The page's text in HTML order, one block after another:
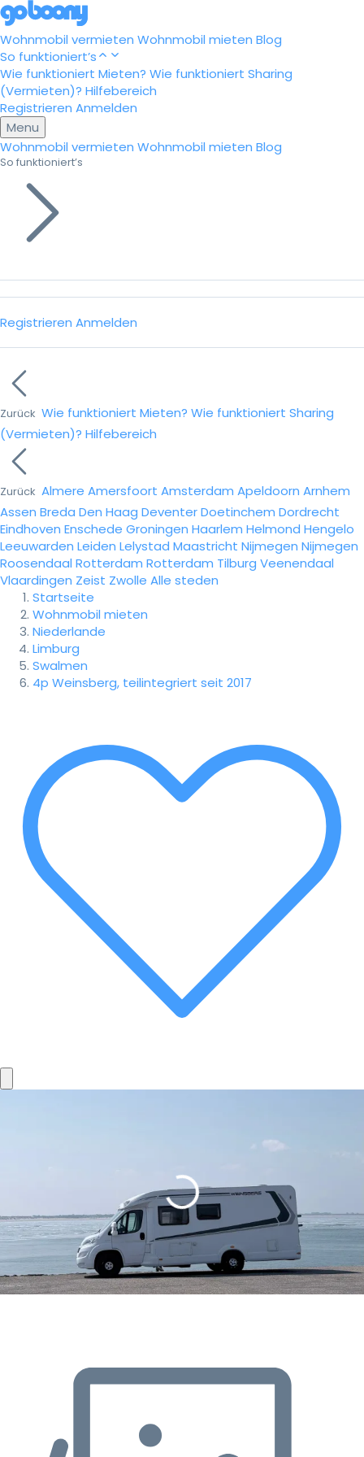
Wohnmobil vermieten Wohnmobil mieten Blog
So funktioniert’s
Wie funktioniert Mieten? Wie funktioniert Sharing
(Vermieten)? Hilfebereich
Registrieren Anmelden
Menu
Wohnmobil vermieten Wohnmobil mieten Blog
So funktioniert’s
Registrieren Anmelden
Zurück Wie funktioniert Mieten? Wie funktioniert Sharing
(Vermieten)? Hilfebereich
Zurück Almere Amersfoort Amsterdam Apeldoorn Arnhem
Assen Breda Den Haag DeventerDoetinchem Dordrecht
Eindhoven Enschede Groningen Haarlem Helmond Hengelo
Leeuwarden Leiden Lelystad Maastricht Nijmegen Nijmegen
Roosendaal Rotterdam Rotterdam Tilburg Veenendaal
Vlaardingen Zeist Zwolle Alle steden
Startseite
Wohnmobil mieten
Niederlande
Limburg
Swalmen
4p Weinsberg, teilintegriert seit 2017